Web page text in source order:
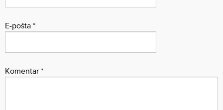
E-pošta *
Komentar *